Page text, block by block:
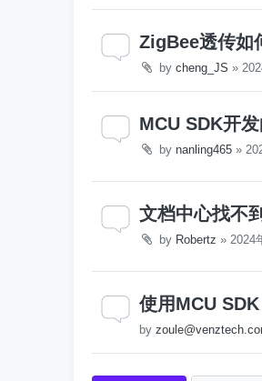
ZigBee透传如
by cheng_JS »
MCU SDK开
by nanling465 »
文档中心找不
by Robertz » 2024
使用MCU
by